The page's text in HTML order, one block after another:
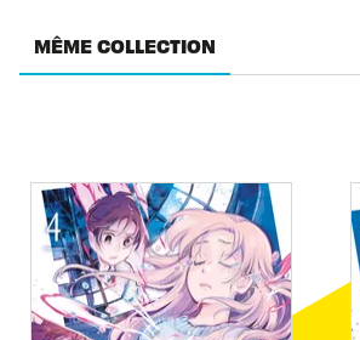
MÊME COLLECTION